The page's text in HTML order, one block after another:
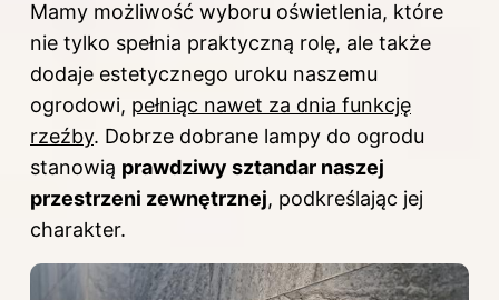
Mamy możliwość wyboru oświetlenia, które
nie tylko spełnia praktyczną rolę, ale także
dodaje estetycznego uroku naszemu
ogrodowi, pełniąc nawet za dnia funkcję
rzeźby. Dobrze dobrane lampy do ogrodu
stanowią prawdziwy sztandar naszej
przestrzeni zewnętrznej, podkreślając jej
charakter.